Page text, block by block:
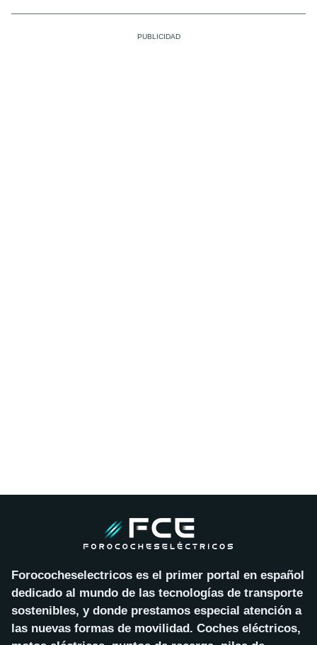
Forococheselectricos es el primer portal en español
dedicado al mundo de las tecnologías de transporte
sostenibles, y donde prestamos especial atención a
las nuevas formas de movilidad. Coches eléctricos,